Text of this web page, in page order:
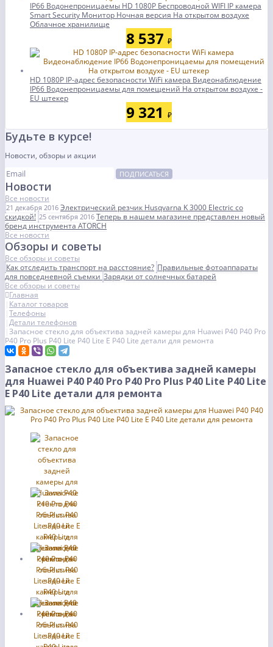
IP66 Водонепроницаемы HD 1080P Беспроводной WIFI IP камера
Smart Security Монитор Ночная версия На открытом воздухе
Облачное хранилище
8 537 ₽
HD 1080P IP-адрес безопасности WiFi камера Видеонаблюдение
IP66 Водонепроницаемы для помещений На открытом воздухе -
EU штекер
9 321 ₽
Будьте в курсе!
Новости, обзоры и акции
ПОДПИСАТЬСЯ
Новости
Все новости
21 декабря 2016 Электрический резчик Husqvarna K 3000 Electric со
скидкой! 25 сентября 2016 Теперь в нашем магазине представлен новый
бренд инструмента ATORCH
Все новости
Обзоры и советы
Все обзоры и советы
Как отследить транспорт на расстояние? Правильные фотоаппараты
для повседневной съемкиЗарядки от солнечных батарей
Все обзоры и советы
Главная
Каталог товаров
Телефоны
Детали телефонов
Запасное стекло для объектива задней камеры для Huawei P40 P40 Pro
P40 Pro Plus P40 Lite P40 Lite E P40 Lite детали для ремонта
Запасное стекло для объектива задней камеры
для Huawei P40 P40 Pro P40 Pro Plus P40 Lite P40 Lite
E P40 Lite детали для ремонта